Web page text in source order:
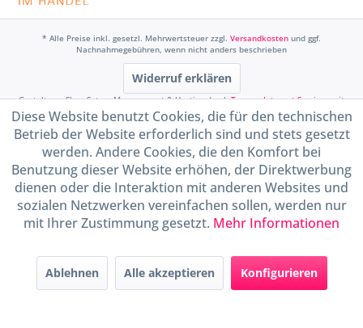
* Alle Preise inkl. gesetzl. Mehrwertsteuer zzgl. Versandkosten und ggf.
Nachnahmegebühren, wenn nicht anders beschrieben
Widerruf erklären
Gestaltung, Shop-Setup, Management & Hosting durchTernum Internet Servicesmit
Shopware
Diese Website benutzt Cookies, die für den technischen
Betrieb der Website erforderlich sind und stets gesetzt
werden. Andere Cookies, die den Komfort bei
Benutzung dieser Website erhöhen, der Direktwerbung
dienen oder die Interaktion mit anderen Websites und
sozialen Netzwerken vereinfachen sollen, werden nur
mit Ihrer Zustimmung gesetzt. Mehr Informationen
Ablehnen Alle akzeptieren Konfigurieren